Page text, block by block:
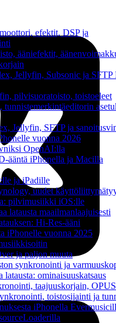
efektit, DSP ja
ääniefektit,
Jellyfin, Subsonic ja SFTP
pilvisuoratoisto, toistoeleet
Jellyfin, SFTP ja
vuonna 2026
OpenAI:lla
ääntä iPhonella ja Macilla
ja iPadille
uudet
pilvimusiikki iOS:lle
latausta maailmanlaajuisesti
Hi-Res-ääni
iPhonelle vuonna 2025
ja paljon muuta
synkronointi ja
ominaisuuskatsaus
taajuuskorjain,
toistosijainti ja
iPhonella